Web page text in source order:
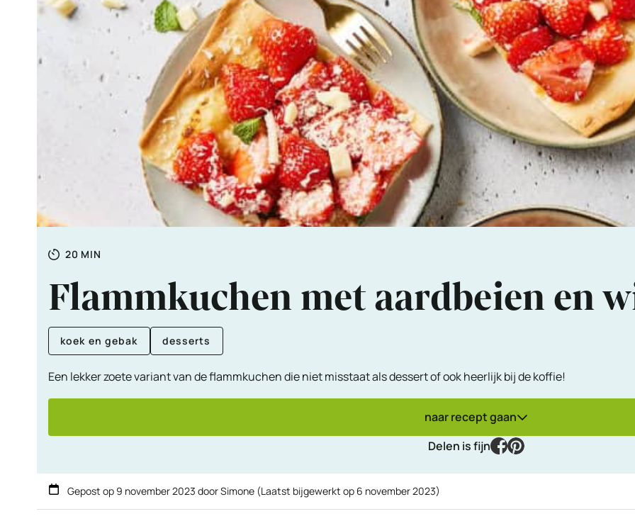
voorgerechten drankjes
slow
Totale
20 MINUTEN
MIN
Flammkuchen met aardbeien en
koek en gebak desserts
Een lekker zoete variant van de flammkuchen die niet misstaat als dessert of ook heerlijk bij de koffie!
naar recept gaan
Delen is fijn
facebook
pinterest
Gepost op 9 november 2023 doorSimone (Laatst bijgewerkt op 6 november 2023)